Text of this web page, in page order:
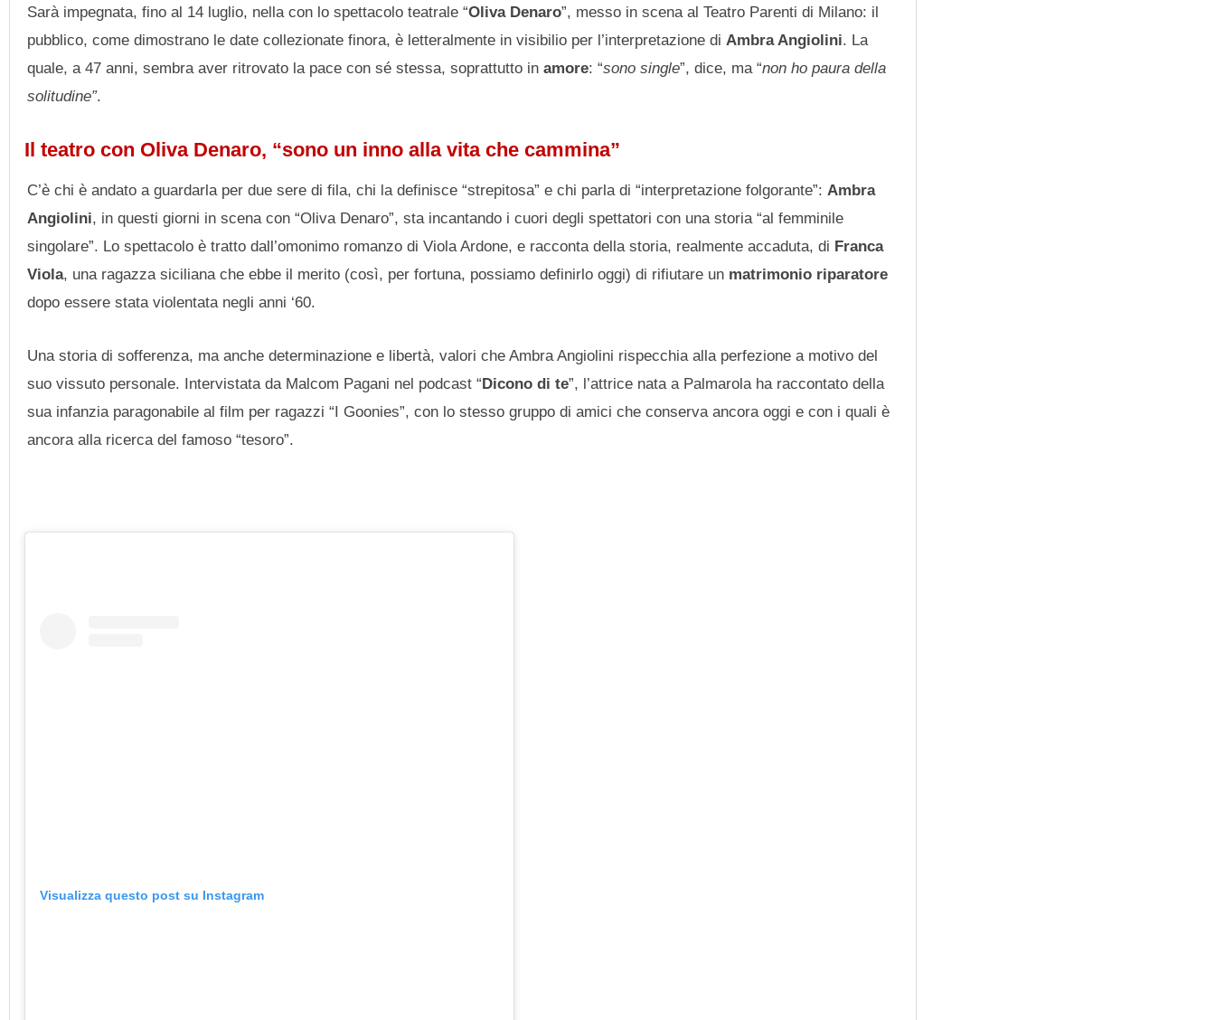
Sarà impegnata, fino al 14 luglio, nella con lo spettacolo teatrale “Oliva Denaro”, messo in scena al Teatro Parenti di Milano: il
pubblico, come dimostrano le date collezionate finora, è letteralmente in visibilio per l’interpretazione diAmbra Angiolini. La
quale, a 47 anni, sembra aver ritrovato la pace con sé stessa, soprattutto inamore: “sono single”, dice, ma “non ho paura della
solitudine”.
Il teatro con Oliva Denaro, “sono un inno alla vita che cammina”
C’è chi è andato a guardarla per due sere di fila, chi la definisce “strepitosa” e chi parla di “interpretazione folgorante”:Ambra
Angiolini, in questi giorni in scena con “Oliva Denaro”, sta incantando i cuori degli spettatori con una storia “al femminile
singolare”. Lo spettacolo è tratto dall’omonimo romanzo di Viola Ardone, e racconta della storia, realmente accaduta, di Franca
Viola, una ragazza siciliana che ebbe il merito (così, per fortuna, possiamo definirlo oggi) di rifiutare un matrimonio riparatore
dopo essere stata violentata negli anni ‘60.
Una storia di sofferenza, ma anche determinazione e libertà, valori che Ambra Angiolini rispecchia alla perfezione a motivo del
suo vissuto personale. Intervistata da Malcom Pagani nel podcast “Dicono di te”, l’attrice nata a Palmarola ha raccontato della
sua infanzia paragonabile al film per ragazzi “I Goonies”, con lo stesso gruppo di amici che conserva ancora oggi e con i quali è
ancora alla ricerca del famoso “tesoro”.
Visualizza questo post su Instagram